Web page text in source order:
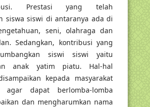
Prestasi yang telah
siswa siswi di antaranya ada di
seni, olahraga dan
Sedangkan, kontribusi yang
siswi siswi yaitu
anak yatim piatu. Hal-hal
kepada masyarakat
agar dapat berlomba-lomba
dan mengharumkan nama